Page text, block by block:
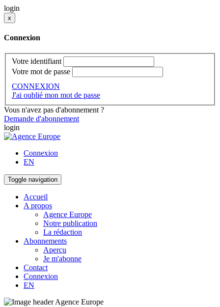
login
x
Connexion
Votre identifiant
Votre mot de passe
CONNEXION
J'ai oublié mon mot de passe
Vous n'avez pas d'abonnement ?
Demande d'abonnement
login
Connexion
EN
Toggle navigation
Accueil
A propos
Agence Europe
Notre publication
La rédaction
Abonnements
Aperçu
Je m'abonne
Contact
Connexion
EN